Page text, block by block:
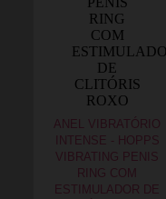
ANEL VIBRATÓRIO
INTENSE - HOPPS
VIBRATING PENIS
RING COM
ESTIMULADOR DE